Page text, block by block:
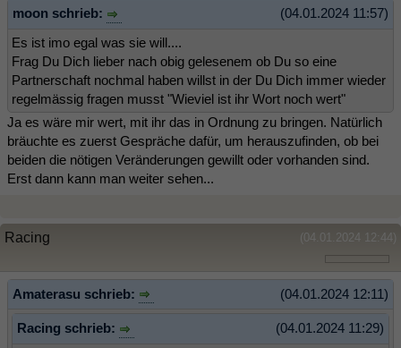
(04.01.2024 11:57)
moon schrieb:
Es ist imo egal was sie will....
Frag Du Dich lieber nach obig gelesenem ob Du so eine
Partnerschaft nochmal haben willst in der Du Dich immer wieder
regelmässig fragen musst "Wieviel ist ihr Wort noch wert"
Ja es wäre mir wert, mit ihr das in Ordnung zu bringen. Natürlich
bräuchte es zuerst Gespräche dafür, um herauszufinden, ob bei
beiden die nötigen Veränderungen gewillt oder vorhanden sind.
Erst dann kann man weiter sehen...
(04.01.2024 12:44)
Racing
(04.01.2024 12:11)
Amaterasu schrieb:
(04.01.2024 11:29)
Racing schrieb: